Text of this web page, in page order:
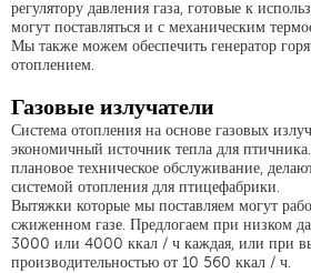
регулятору давления газа, готовые к
могут поставляться и с механическим
Мы также можем обеспечить генератор
отоплением.
Газовые излучатели
Система отопления на основе газовых
экономичный источник тепла для
плановое техническое обслуживание,
системой отопления для птицефабрики.
Вытяжки которые мы поставляем могут
сжиженном газе. Предлогаем при низком
3000 или 4000 ккал / ч каждая, или при
производительностью от 10 560 ккал / ч.